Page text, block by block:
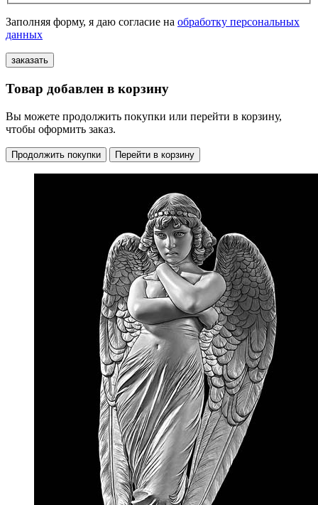
Заполняя форму, я даю согласие на обработку персональных
данных
Товар добавлен в корзину
Вы можете продолжить покупки или перейти в корзину,
чтобы оформить заказ.
Продолжить покупки Перейти в корзину